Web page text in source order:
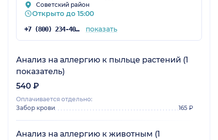
Советский район
Открыто до 15:00
+7 (800) 234-40-50 показать
Анализ на аллергию к пыльце растений (1
показатель)
540 ₽
Оплачивается отдельно:
Забор крови
165 ₽
Анализ на аллергию к животным (1